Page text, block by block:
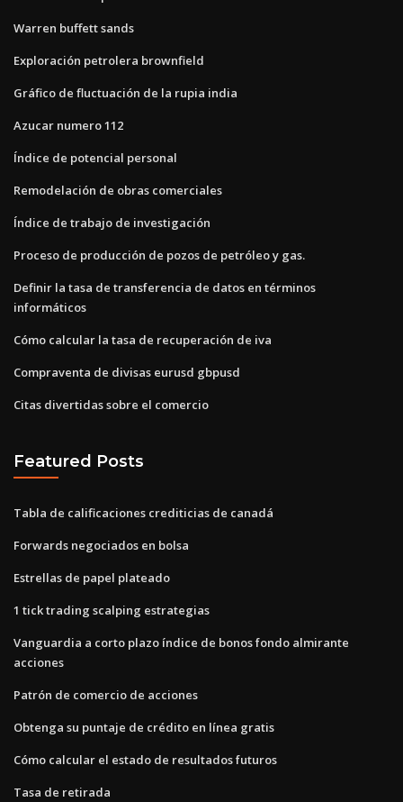
Warren buffett sands
Exploración petrolera brownfield
Gráfico de fluctuación de la rupia india
Azucar numero 112
Índice de potencial personal
Remodelación de obras comerciales
Índice de trabajo de investigación
Proceso de producción de pozos de petróleo y gas.
Definir la tasa de transferencia de datos en términos
informáticos
Cómo calcular la tasa de recuperación de iva
Compraventa de divisas eurusd gbpusd
Citas divertidas sobre el comercio
Featured Posts
Tabla de calificaciones crediticias de canadá
Forwards negociados en bolsa
Estrellas de papel plateado
1 tick trading scalping estrategias
Vanguardia a corto plazo índice de bonos fondo almirante
acciones
Patrón de comercio de acciones
Obtenga su puntaje de crédito en línea gratis
Cómo calcular el estado de resultados futuros
Tasa de retirada